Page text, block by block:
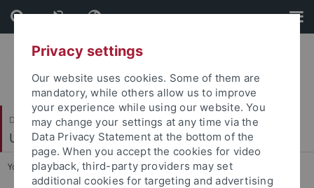
Skip
to
content
Skip
to
footer
Dezernat I
Universitätsentwicklung, Struktur und Recht
You are here: Startseite ... 2014
Privacy settings
Our website uses cookies. Some of them are
mandatory, while others allow us to improve
your experience while using our website. You
may change your settings at any time via the
Data Privacy Statement at the bottom of the
page. When you accept the cookies for video
playback, third-party providers may set
additional cookies for targeting and advertising